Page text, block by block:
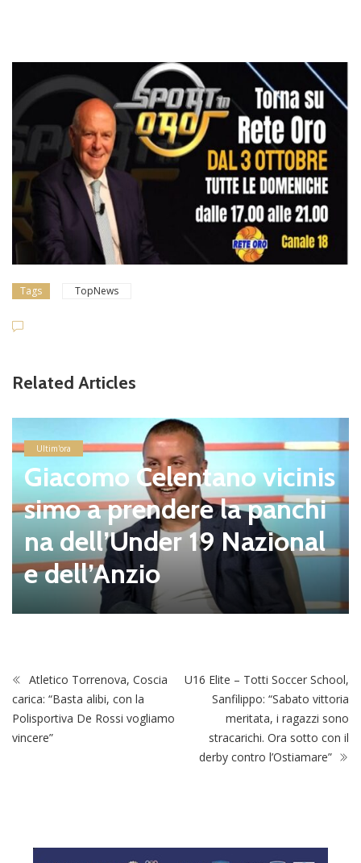
Tags TopNews
Related Articles
Ultim'ora
Giacomo Celentano vicinis
simo a prendere la panchi
na dell’Under 19 Nazional
e dell’Anzio
Atletico Torrenova, Coscia
carica: “Basta alibi, con la
Polisportiva De Rossi vogliamo
vincere”
U16 Elite – Totti Soccer School,
Sanfilippo: “Sabato vittoria
meritata, i ragazzi sono
stracarichi. Ora sotto con il
derby contro l’Ostiamare”